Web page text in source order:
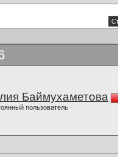
Баймухаметова
пользователь